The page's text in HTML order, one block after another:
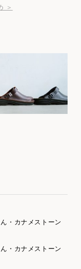
＞
・カナメストーン
・カナメストーン